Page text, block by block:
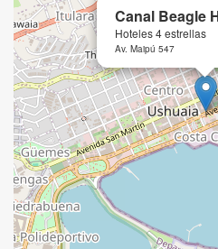
Canal Beagle
Hoteles 4 estrellas
Av. Maipú 547